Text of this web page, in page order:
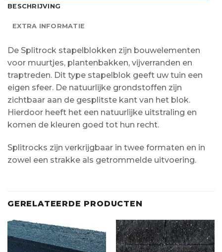
BESCHRIJVING
EXTRA INFORMATIE
De Splitrock stapelblokken zijn bouwelementen
voor muurtjes, plantenbakken, vijverranden en
traptreden. Dit type stapelblok geeft uw tuin een
eigen sfeer. De natuurlijke grondstoffen zijn
zichtbaar aan de gesplitste kant van het blok.
Hierdoor heeft het een natuurlijke uitstraling en
komen de kleuren goed tot hun recht.
Splitrocks zijn verkrijgbaar in twee formaten en in
zowel een strakke als getrommelde uitvoering.
GERELATEERDE PRODUCTEN